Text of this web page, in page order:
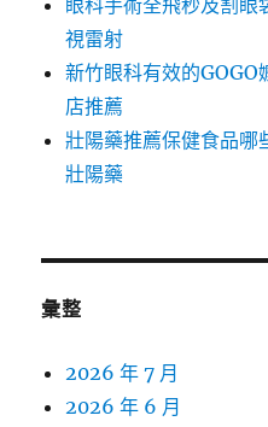
眼科手術全飛秒及割
視雷射
新竹眼科有效的
店推薦
壯陽藥推薦保健食品哪
壯陽藥
彙整
2026 年 7 月
2026 年 6 月